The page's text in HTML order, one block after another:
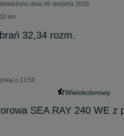
dnia 06 sierpnia 2026
km
32,34 rozm.
o 13:50
Wielokolorowy
SEA RAY 240 WE z